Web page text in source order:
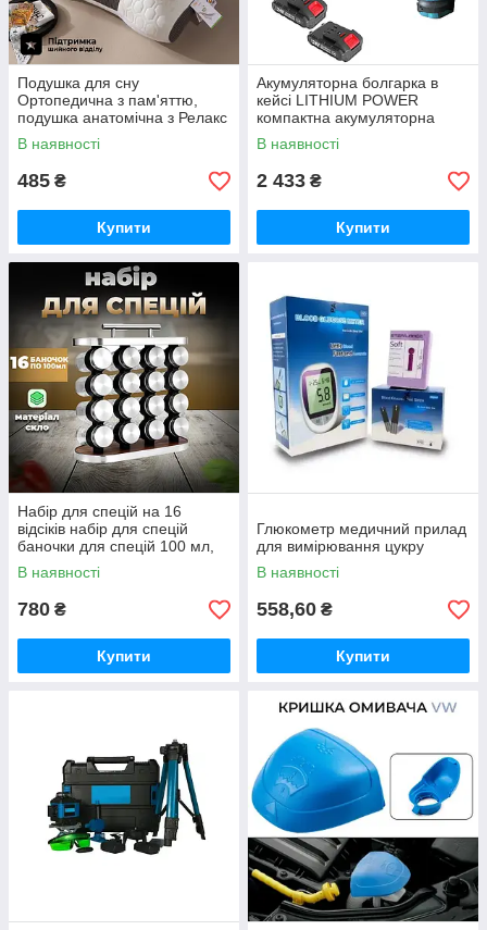
Подушка для сну
Ортопедична з пам'яттю,
подушка анатомічна з Релакс
ефектом 48х74см
В наявності
485 ₴
Купити
Акумуляторна болгарка в
кейсі LITHIUM POWER
компактна акумуляторна
болгарка, 2 акумулятори 24V
В наявності
2 433 ₴
Купити
Набір для спецій на 16
відсіків набір для спецій
баночки для спецій 100 мл,
підставка для спецій
В наявності
780 ₴
Купити
Глюкометр медичний прилад
для вимірювання цукру
В наявності
558,60 ₴
Купити